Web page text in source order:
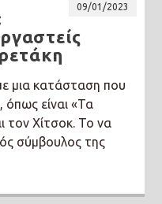
09/01/2023
μια κατάσταση που
όπως είναι «Τα
τον Χίτσοκ. Το να
σύμβουλος της